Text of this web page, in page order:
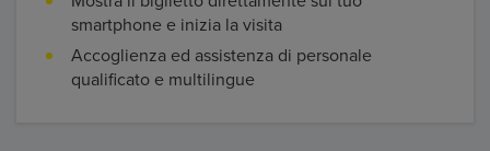
smartphone e inizia la visita
Accoglienza ed assistenza di personale
qualificato e multilingue